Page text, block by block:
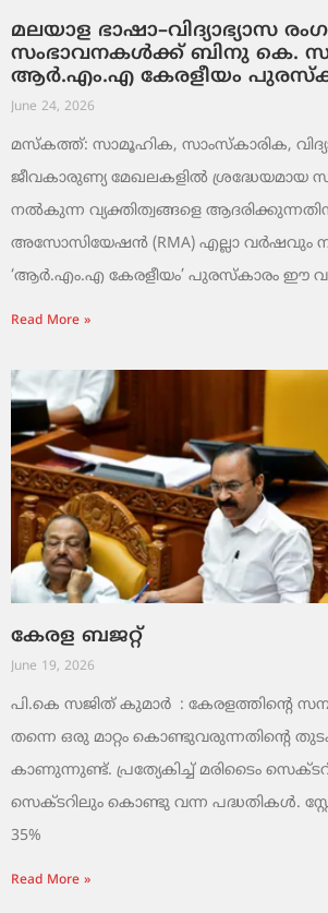
മലയാള ഭാഷാ–വിദ്യാഭ്യാസ
സംഭാവനകൾക്ക് ബിനു കെ.
ആർ.എം.എ കേരളീയം
June 24, 2026
മസ്കത്ത്: സാമൂഹിക, സാംസ്‌കാരിക,
ജീവകാരുണ്യ മേഖലകളിൽ ശ്രദ്ധേയമായ
നൽകുന്ന വ്യക്തിത്വങ്ങളെ
അസോസിയേഷൻ (RMA) എല്ലാ വർഷവും
‘ആർ.എം.എ കേരളീയം’ പുരസ്‌കാരം ഈ
Read More »
കേരള ബജറ്റ്
June 19, 2026
പി.കെ സജിത് കുമാര്‍ : കേരളത്തിന്റെ
തന്നെ ഒരു മാറ്റം കൊണ്ടുവരുന്നതിന്റെ
കാണുന്നുണ്ട്. പ്രത്യേകിച്ച് മരിടൈം
സെക്ടറിലും കൊണ്ടു വന്ന പദ്ധതികൾ.
35%
Read More »